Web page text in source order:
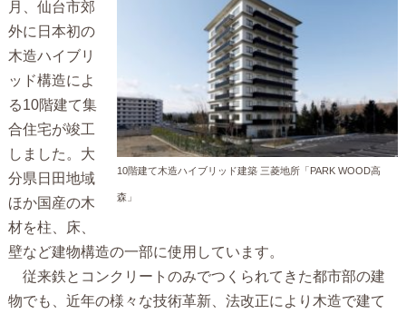
10階建て木造ハイブリッド建築 三菱地所「PARK WOOD高
森」
月、仙台市郊
外に日本初の
木造ハイブリ
ッド構造によ
る10階建て集
合住宅が竣工
しました。大
分県日田地域
ほか国産の木
材を柱、床、
壁など建物構造の一部に使用しています。
従来鉄とコンクリートのみでつくられてきた都市部の建
物でも、近年の様々な技術革新、法改正により木造で建て